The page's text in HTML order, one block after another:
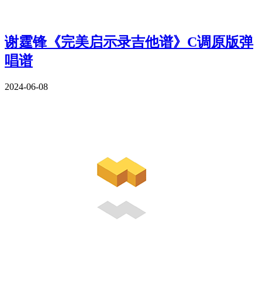
谢霆锋《完美启示录吉他谱》C调原版弹
唱谱
2024-06-08